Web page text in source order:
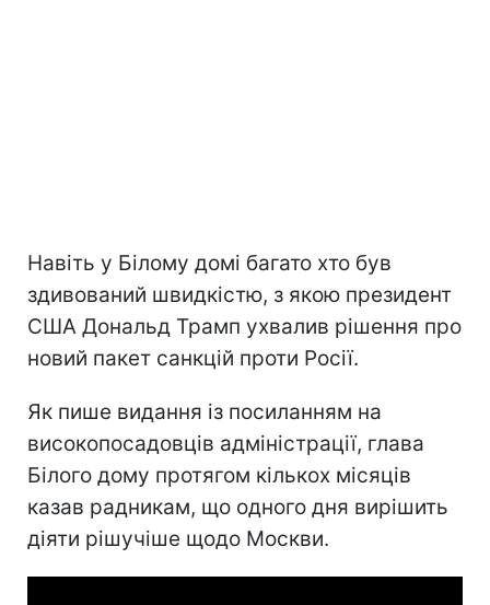
Навіть у Білому домі багато хто був
здивований швидкістю, з якою президент
США Дональд Трамп ухвалив рішення про
новий пакет санкцій проти Росії.
Як пише видання із посиланням на
високопосадовців адміністрації, глава
Білого дому протягом кількох місяців
казав радникам, що одного дня вирішить
діяти рішучіше щодо Москви.